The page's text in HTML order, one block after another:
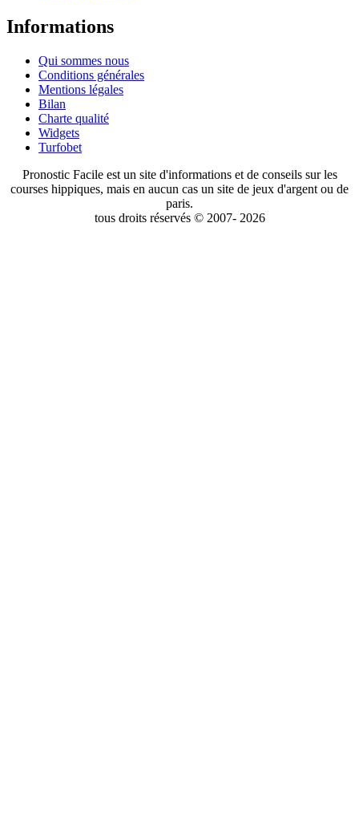
Informations
Qui sommes nous
Conditions générales
Mentions légales
Bilan
Charte qualité
Widgets
Turfobet
Pronostic Facile est un site d'informations et de conseils sur les
courses hippiques, mais en aucun cas un site de jeux d'argent ou de
paris.
tous droits réservés © 2007- 2026